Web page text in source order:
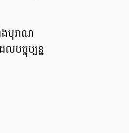
ង​បុរាណ
ច្ចុប្បន្ន​